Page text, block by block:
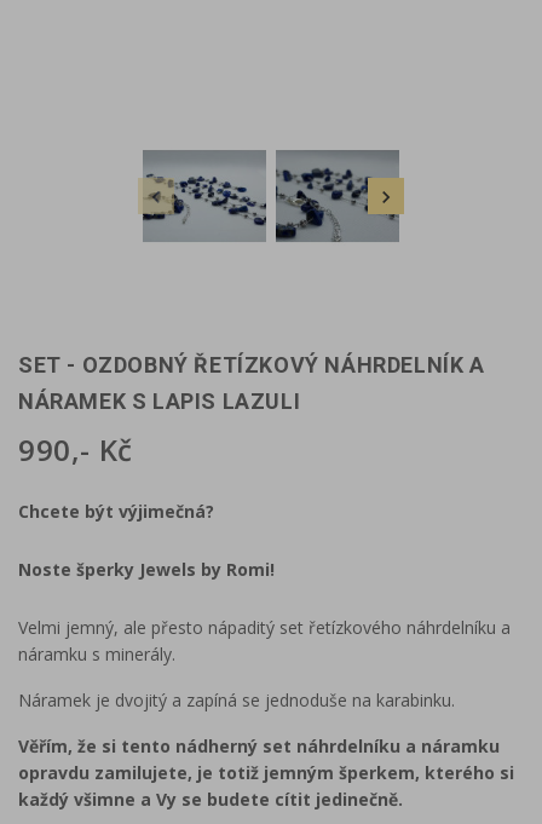
 
SET - OZDOBNÝ ŘETÍZKOVÝ NÁHRDELNÍK A
NÁRAMEK S LAPIS LAZULI
990,- Kč
Chcete být výjimečná?
Noste šperky Jewels by Romi!
Velmi jemný, ale přesto nápaditý set řetízkového náhrdelníku a
náramku s minerály.
Náramek je dvojitý a zapíná se jednoduše na karabinku.
Věřím, že si tento nádherný set náhrdelníku a náramku
opravdu zamilujete, je totiž jemným šperkem, kterého si
každý všimne a Vy se budete cítit jedinečně.